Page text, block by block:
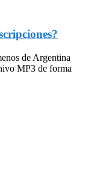
de Argentina
MP3 de forma